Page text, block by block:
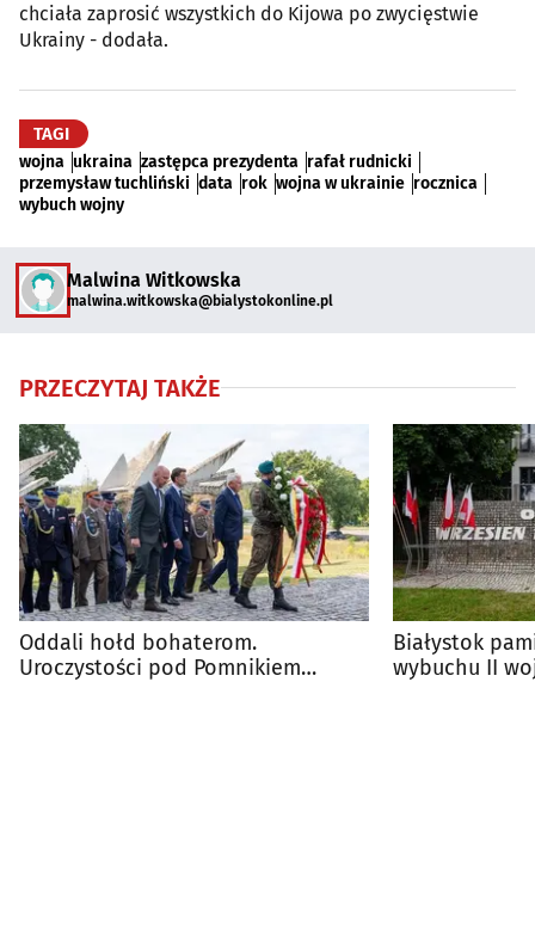
chciała zaprosić wszystkich do Kijowa po zwycięstwie
Ukrainy - dodała.
TAGI
wojna ukraina zastępca prezydenta rafał rudnicki
przemysław tuchliński data rok wojna w ukrainie rocznica
wybuch wojny
Malwina Witkowska
malwina.witkowska@bialystokonline.pl
PRZECZYTAJ TAKŻE
Oddali hołd bohaterom.
Uroczystości pod Pomnikiem
Białystok
wybuchu II